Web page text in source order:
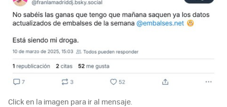
Click en la imagen para ir al mensaje.